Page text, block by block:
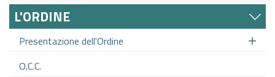
L'ORDINE
Presentazione dell'Ordine
O.C.C.